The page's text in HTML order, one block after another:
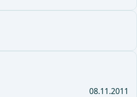
08.11.2011